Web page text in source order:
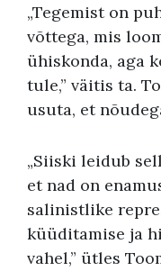
„Tegemist on
võttega, mis
ühiskonda, aga
tule,” väitis ta.
usuta, et
„Siiski leidub
et nad on
salinistlike
küüditamise ja
vahel,” ütles